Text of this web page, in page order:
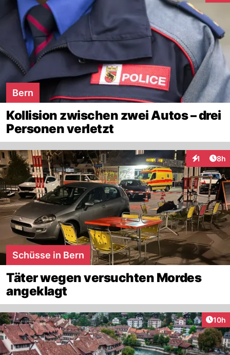
Bern
Kollision zwischen zwei Autos – drei
Personen verletzt
1 8h
Schüsse in Bern
Täter wegen versuchten Mordes
angeklagt
10h